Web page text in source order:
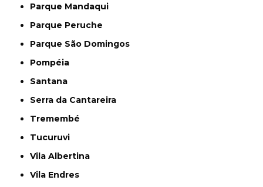
Parque Mandaqui
Parque Peruche
Parque São Domingos
Pompéia
Santana
Serra da Cantareira
Tremembé
Tucuruvi
Vila Albertina
Vila Endres